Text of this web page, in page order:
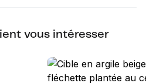
vous intéresser